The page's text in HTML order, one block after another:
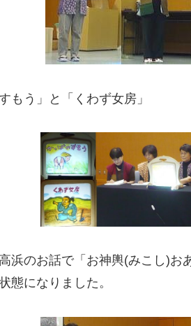
もう」と「くわず女房」
浜のお話で「お神輿(みこし)お
態になりました。